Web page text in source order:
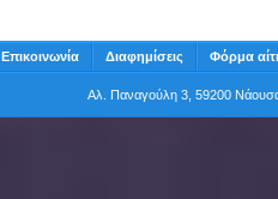
Επικοινωνία Διαφημίσεις Φόρμα
Αλ. Παναγούλη 3, 59200